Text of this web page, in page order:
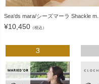
Sea'ds mara/シーズマーラ Shackle m...
¥10,450 （税込）
3